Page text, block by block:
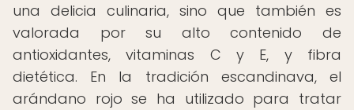
una delicia culinaria, sino que también es
valorada por su alto contenido de
antioxidantes, vitaminas C y E, y fibra
dietética. En la tradición escandinava, el
arándano rojo se ha utilizado para tratar